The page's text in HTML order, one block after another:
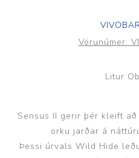
Vörunúmer:
Litur
Sensus II gerir þér kleift
orku jarðar á
Þessi úrvals Wild Hide